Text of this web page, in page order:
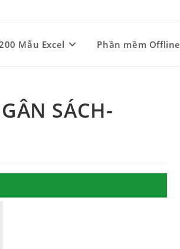
Mẫu Excel Phần mềm Offline
SÁCH-